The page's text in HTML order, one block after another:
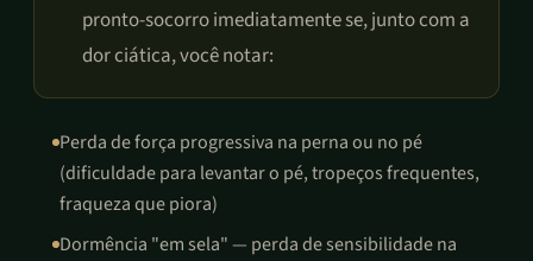
pronto-socorro imediatamente se, junto com a
dor ciática, você notar:
Perda de força progressiva na perna ou no pé
(dificuldade para levantar o pé, tropeços frequentes,
fraqueza que piora)
Dormência "em sela" — perda de sensibilidade na